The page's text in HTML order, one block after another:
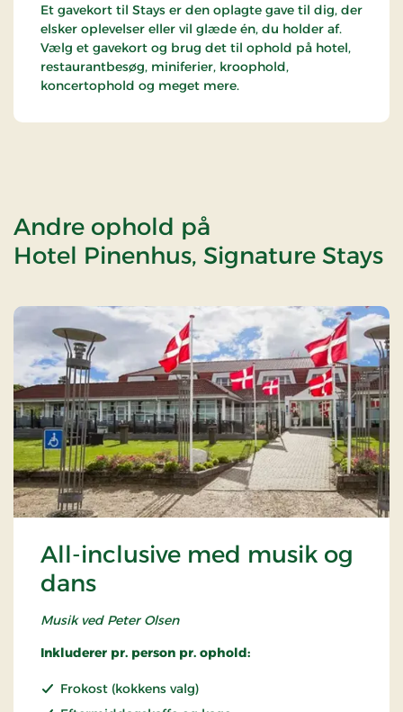
Et gavekort til Stays er den oplagte gave til dig, der
elsker oplevelser eller vil glæde én, du holder af.
Vælg et gavekort og brug det til ophold på hotel,
restaurantbesøg, miniferier, kroophold,
koncertophold og meget mere.
Andre ophold på
Hotel Pinenhus, Signature Stays
All-inclusive med musik og
dans
Musik ved Peter Olsen
Inkluderer pr. person pr. ophold:
Frokost (kokkens valg)